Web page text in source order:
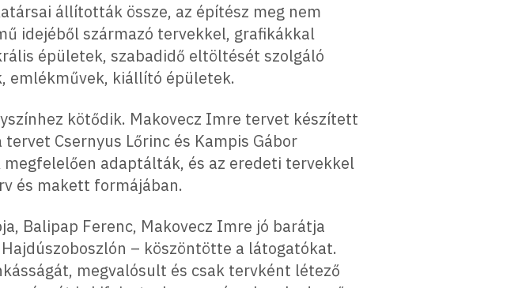
állították össze, az építész meg nem
idejéből származó tervekkel, grafikákkal
épületek, szabadidő eltöltését szolgáló
emlékművek, kiállító épületek.
kötődik. Makovecz Imre tervet készített
Csernyus Lőrinc és Kampis Gábor
adaptálták, és az eredeti tervekkel
és makett formájában.
Balipap Ferenc, Makovecz Imre jó barátja
– köszöntötte a látogatókat.
megvalósult és csak tervként létező